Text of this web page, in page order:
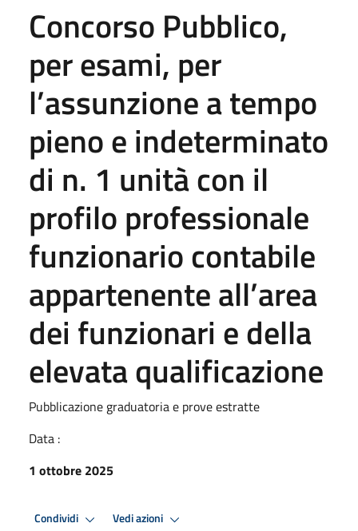
Concorso Pubblico,
per esami, per
l’assunzione a tempo
pieno e indeterminato
di n. 1 unità con il
profilo professionale
funzionario contabile
appartenente all’area
dei funzionari e della
elevata qualificazione
Pubblicazione graduatoria e prove estratte
Data :
1 ottobre 2025
Condividi Vedi azioni